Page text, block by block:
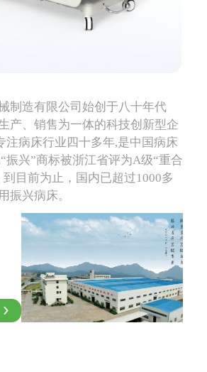
制造有限公司始创于八十年代
产、销售为一体的科技创新型企
注病床行业四十多年,是中国病床
振兴”商标被浙江省评为A级“重合
到目前为止，国内已超过1000多
振兴病床。